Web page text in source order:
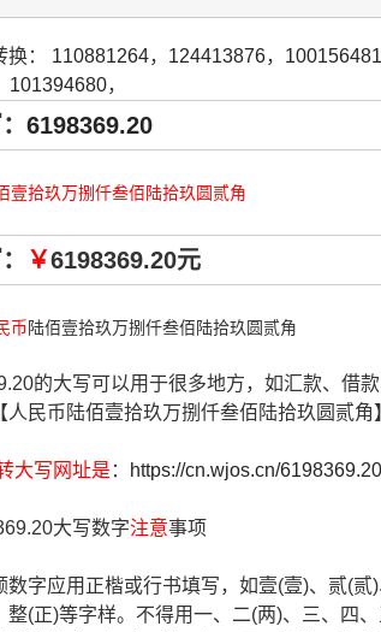
换： 110881264， 124413876， 100156481
101394680，
6198369.20
壹拾玖万捌仟叁佰陆拾玖圆贰角
￥6198369.20元
币陆佰壹拾玖万捌仟叁佰陆拾玖圆贰角
的大写可以用于很多地方，如汇款、借
人民币陆佰壹拾玖万捌仟叁佰陆拾玖圆贰角
大写网址是 ： https://cn.wjos.cn/
大写数字注意事项
数字应用正楷或行书填写，如壹(壹)、贰(
整(正)等字样。不得用一、二(两)、三、四